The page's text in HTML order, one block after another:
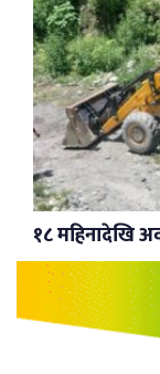
१८ महिनादेखि